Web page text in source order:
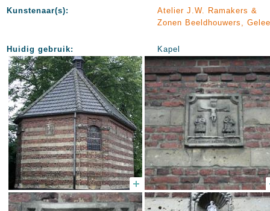
Kunstenaar(s):
Atelier J.W. Ramakers &
Zonen Beeldhouwers,
Huidig gebruik: Kapel